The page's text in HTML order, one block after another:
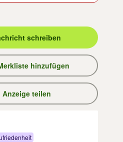
schreiben
hinzufügen
Anzeige teilen